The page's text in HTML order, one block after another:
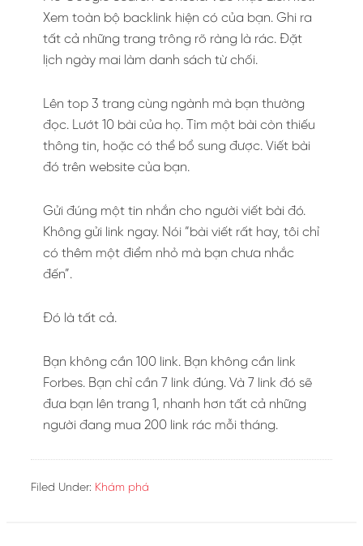
Xem toàn bộ backlink hiện có của bạn. Ghi ra
tất cả những trang trông rõ ràng là rác. Đặt
lịch ngày mai làm danh sách từ chối.
Lên top 3 trang cùng ngành mà bạn thường
đọc. Lướt 10 bài của họ. Tìm một bài còn thiếu
thông tin, hoặc có thể bổ sung được. Viết bài
đó trên website của bạn.
Gửi đúng một tin nhắn cho người viết bài đó.
Không gửi link ngay. Nói “bài viết rất hay, tôi chỉ
có thêm một điểm nhỏ mà bạn chưa nhắc
đến”.
Đó là tất cả.
Bạn không cần 100 link. Bạn không cần link
Forbes. Bạn chỉ cần 7 link đúng. Và 7 link đó sẽ
đưa bạn lên trang 1, nhanh hơn tất cả những
người đang mua 200 link rác mỗi tháng.
Filed Under: Khám phá